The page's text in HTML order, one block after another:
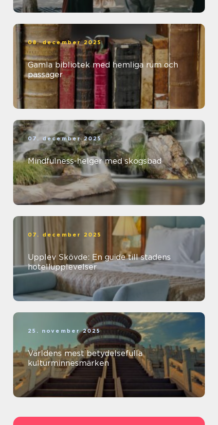
08. december 2025
Gamla bibliotek med hemliga rum och
passager
07. december 2025
Mindfulness-helger med skogsbad
07. december 2025
Upplev Skövde: En guide till stadens
hotellupplevelser
25. november 2025
Världens mest betydelsefulla
kulturminnesmärken